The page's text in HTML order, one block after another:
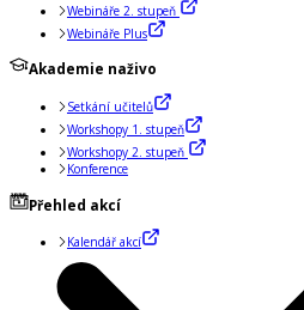
Webináře 2. stupeň
Webináře Plus
Akademie naživo
Setkání učitelů
Workshopy 1. stupeň
Workshopy 2. stupeň
Konference
Přehled akcí
Kalendář akcí